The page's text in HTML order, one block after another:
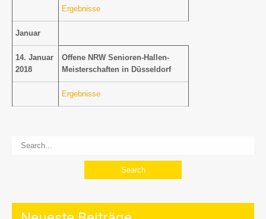
Ergebnisse
Januar
14. Januar
2018
Offene NRW Senioren-Hallen-
Meisterschaften in Düsseldorf
Ergebnisse